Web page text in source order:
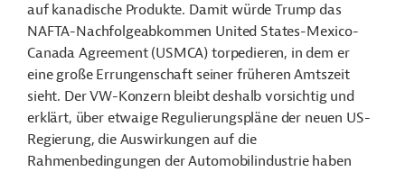
auf kanadische Produkte. Damit würde Trump das
NAFTA-Nachfolgeabkommen United States-Mexico-
Canada Agreement (USMCA) torpedieren, in dem er
eine große Errungenschaft seiner früheren Amtszeit
sieht. Der VW-Konzern bleibt deshalb vorsichtig und
erklärt, über etwaige Regulierungspläne der neuen US-
Regierung, die Auswirkungen auf die
Rahmenbedingungen der Automobilindustrie haben